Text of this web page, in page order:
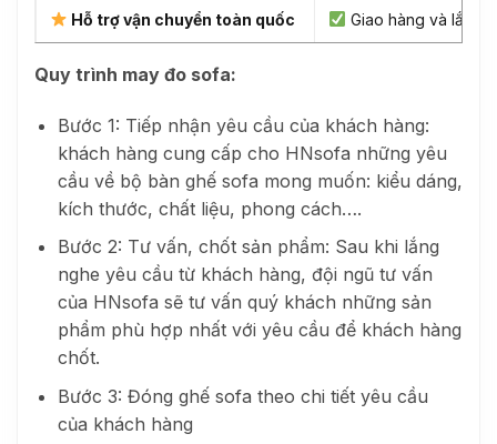
Hỗ trợ vận chuyển toàn quốc Giao hàng và lắp
Quy trình may đo sofa:
Bước 1: Tiếp nhận yêu cầu của khách hàng:
khách hàng cung cấp cho HNsofa những yêu
cầu về bộ bàn ghế sofa mong muốn: kiểu dáng,
kích thước, chất liệu, phong cách….
Bước 2: Tư vấn, chốt sản phẩm: Sau khi lắng
nghe yêu cầu từ khách hàng, đội ngũ tư vấn
của HNsofa sẽ tư vấn quý khách những sản
phẩm phù hợp nhất với yêu cầu để khách hàng
chốt.
Bước 3: Đóng ghế sofa theo chi tiết yêu cầu
của khách hàng